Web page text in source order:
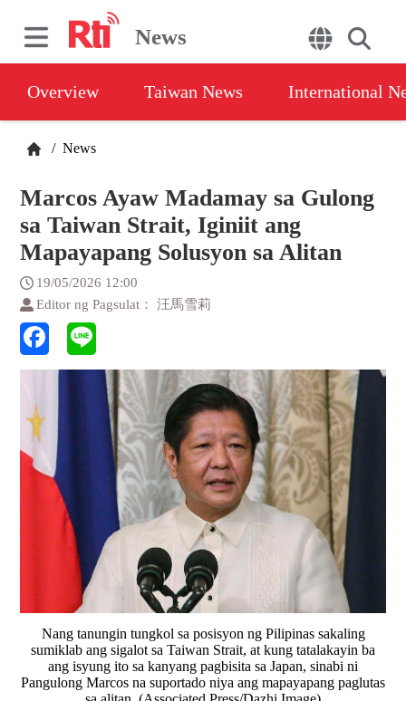
News
Overview Taiwan News International
/ News
Marcos Ayaw Madamay sa Gulong
sa Taiwan Strait, Iginiit ang
Mapayapang Solusyon sa Alitan
19/05/2026 12:00
Editor ng Pagsulat： 汪馬雪莉
Nang tanungin tungkol sa posisyon ng Pilipinas sakaling
sumiklab ang sigalot sa Taiwan Strait, at kung tatalakayin ba
ang isyung ito sa kanyang pagbisita sa Japan, sinabi ni
Pangulong Marcos na suportado niya ang mapayapang paglutas